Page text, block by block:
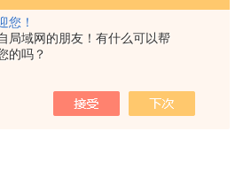
您！
局域网的朋友！有什么可以帮
的吗？